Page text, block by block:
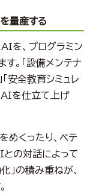
量産する
を、プログラミン
。「設備メンテナ
安全教育シミュレ
AIを仕立て上げ
めくったり、ベテ
との対話によって
」の積み重ねが、